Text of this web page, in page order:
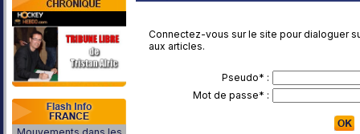
Connectez-vous sur le site pour dialoguer
aux articles.
Pseudo* :
Mot de passe* :